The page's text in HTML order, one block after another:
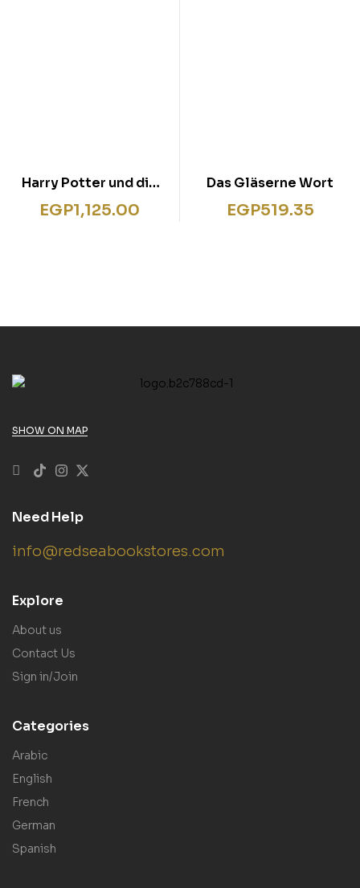
Harry Potter und die
Heiligtümer des Todes.
# 7
EGP1,125.00
Das Gläserne Wort
EGP519.35
SHOW ON MAP
Need Help
info@redseabookstores.com
Explore
About us
Contact Us
Sign in/Join
Categories
Arabic
English
French
German
Spanish